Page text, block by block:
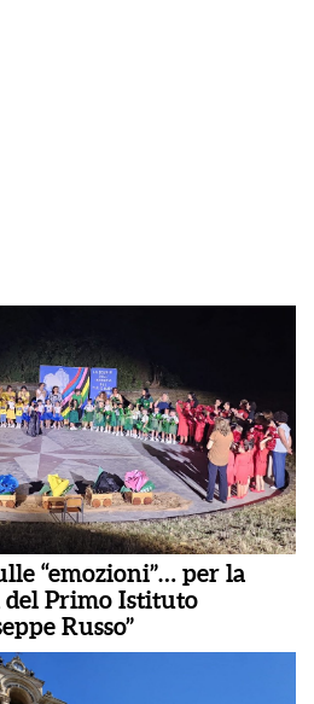
“emozioni”… per la
del Primo Istituto
Russo”